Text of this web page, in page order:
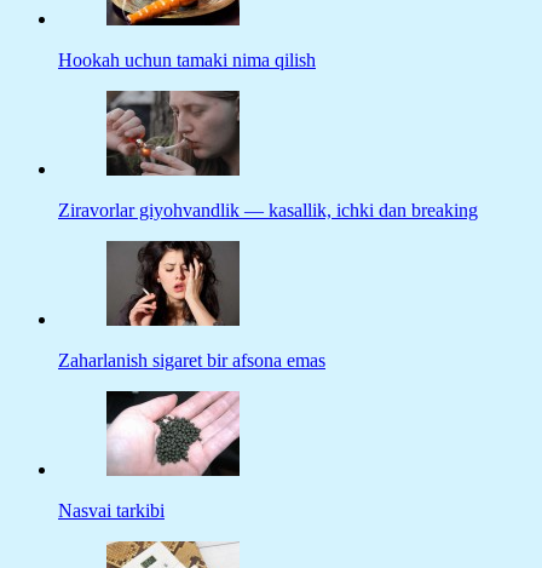
Hookah uchun tamaki nima qilish
Ziravorlar giyohvandlik — kasallik, ichki dan breaking
Zaharlanish sigaret bir afsona emas
Nasvai tarkibi